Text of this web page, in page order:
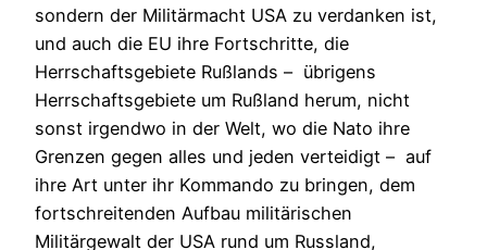
sondern der Militärmacht USA zu verdanken ist,
und auch die EU ihre Fortschritte, die
Herrschaftsgebiete Rußlands – übrigens
Herrschaftsgebiete um Rußland herum, nicht
sonst irgendwo in der Welt, wo die Nato ihre
Grenzen gegen alles und jeden verteidigt – auf
ihre Art unter ihr Kommando zu bringen, dem
fortschreitenden Aufbau militärischen
Militärgewalt der USA rund um Russland,